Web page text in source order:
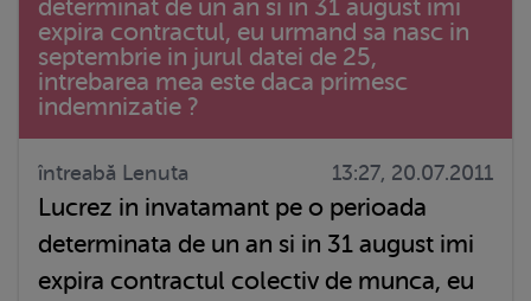
determinat de un an si in 31 august imi
expira contractul, eu urmand sa nasc in
septembrie in jurul datei de 25,
intrebarea mea este daca primesc
indemnizatie ?
întreabă Lenuta 13:27, 20.07.2011
Lucrez in invatamant pe o perioada
determinata de un an si in 31 august imi
expira contractul colectiv de munca, eu